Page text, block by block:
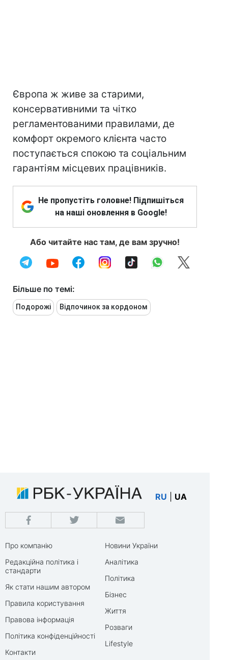
Європа ж живе за старими,
консервативними та чітко
регламентованими правилами, де
комфорт окремого клієнта часто
поступається спокою та соціальним
гарантіям місцевих працівників.
Не пропустіть головне! Підпишіться
на наші оновлення в Google!
Або читайте нас там, де вам зручно!
Більше по темі:
Подорожі Відпочинок за кордоном
RU UA
Про компанію
Редакційна політика і
стандарти
Як стати нашим автором
Правила користування
Правова інформація
Політика конфіденційності
Контакти
Новини України
Аналітика
Політика
Бізнес
Життя
Розваги
Lifestyle